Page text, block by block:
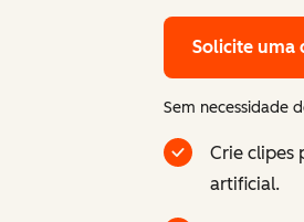
Solicite uma
Sem necessidade
Crie clipes
artificial.